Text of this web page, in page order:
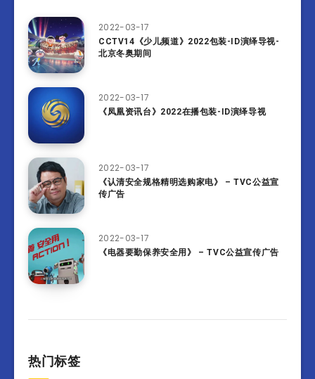
2022-03-17
CCTV14《少儿频道》2022包装-ID演绎导视-
北京冬奥期间
2022-03-17
《凤凰资讯台》2022在播包装-ID演绎导视
2022-03-17
《认清安全规格精明选购家电》 – TVC公益宣
传广告
2022-03-17
《电器要勤保养安全用》 – TVC公益宣传广告
热门标签